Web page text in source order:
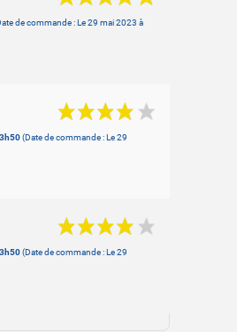
de commande : Le 29 mai 2023 à
(Date de commande : Le 29
(Date de commande : Le 29